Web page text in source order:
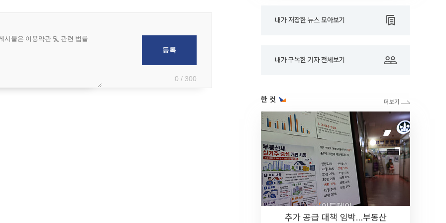
0 / 300
내가 저장한 뉴스 모아보기
내가 구독한 기자 전체보기
한 컷
추가 공급 대책 임박…부동산